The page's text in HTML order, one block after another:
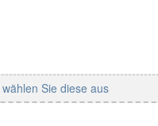
wählen Sie diese aus